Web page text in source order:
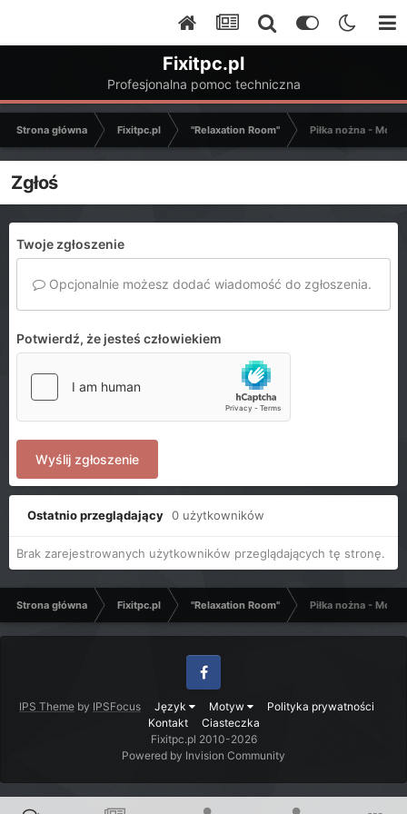
Fixitpc.pl
Profesjonalna pomoc techniczna
Strona główna Fixitpc.pl "Relaxation Room" Piłka nożna -
Zgłoś
Twoje zgłoszenie
Opcjonalnie możesz dodać wiadomość do zgłoszenia.
Potwierdź, że jesteś człowiekiem
Wyślij zgłoszenie
Ostatnio przeglądający 0 użytkowników
Brak zarejestrowanych użytkowników przeglądających tę stronę.
Strona główna Fixitpc.pl "Relaxation Room" Piłka nożna -
IPS Theme by IPSFocus Język Motyw
Polityka prywatności
Kontakt
Ciasteczka
Facebook
Fixitpc.pl 2010-2026
Powered by Invision Community